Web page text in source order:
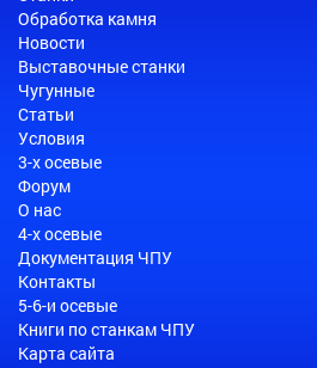
Обработка камня
Новости
Выставочные станки
Чугунные
Статьи
Условия
3-х осевые
Форум
О нас
4-х осевые
Документация ЧПУ
Контакты
5-6-и осевые
Книги по станкам ЧПУ
Карта сайта